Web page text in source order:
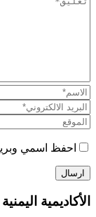
احفظ اسمي
الأكاديمية